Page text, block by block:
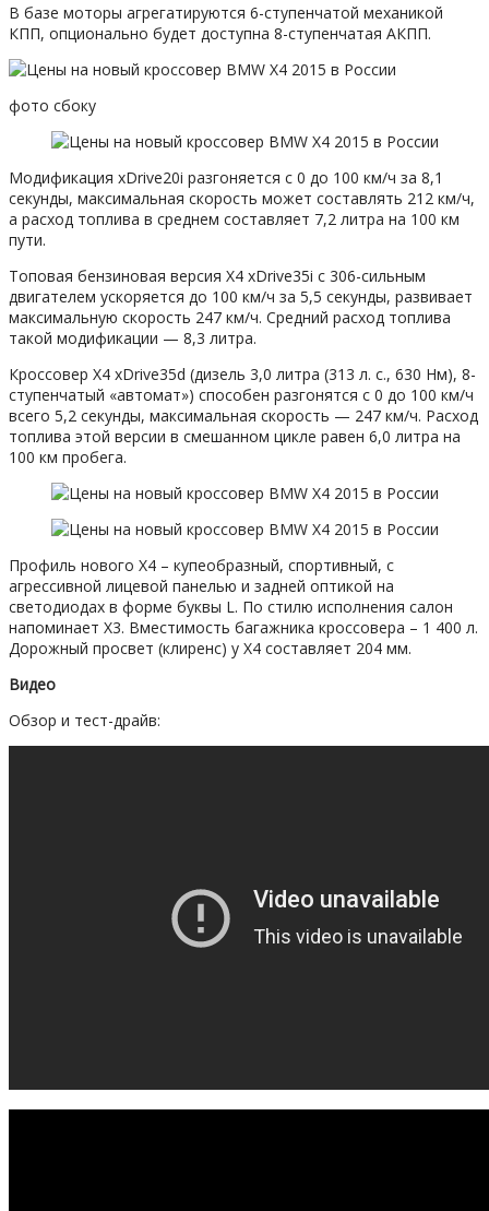
В базе моторы агрегатируются 6-ступенчатой механикой
КПП, опционально будет доступна 8-ступенчатая АКПП.
фото сбоку
Модификация xDrive20i разгоняется с 0 до 100 км/ч за 8,1
секунды, максимальная скорость может составлять 212 км/ч,
а расход топлива в среднем составляет 7,2 литра на 100 км
пути.
Топовая бензиновая версия X4 xDrive35i с 306-сильным
двигателем ускоряется до 100 км/ч за 5,5 секунды, развивает
максимальную скорость 247 км/ч. Средний расход топлива
такой модификации — 8,3 литра.
Кроссовер X4 xDrive35d (дизель 3,0 литра (313 л. с., 630 Нм), 8-
ступенчатый «автомат») способен разгонятся с 0 до 100 км/ч
всего 5,2 секунды, максимальная скорость — 247 км/ч. Расход
топлива этой версии в смешанном цикле равен 6,0 литра на
100 км пробега.
Профиль нового X4 – купеобразный, спортивный, с
агрессивной лицевой панелью и задней оптикой на
светодиодах в форме буквы L. По стилю исполнения салон
напоминает X3. Вместимость багажника кроссовера – 1 400 л.
Дорожный просвет (клиренс) у X4 составляет 204 мм.
Видео
Обзор и тест-драйв: